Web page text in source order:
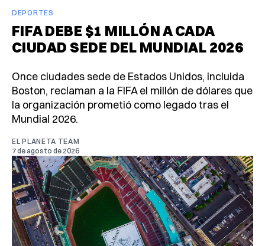
DEPORTES
FIFA DEBE $1 MILLÓN A CADA
CIUDAD SEDE DEL MUNDIAL 2026
Once ciudades sede de Estados Unidos, incluida
Boston, reclaman a la FIFA el millón de dólares que
la organización prometió como legado tras el
Mundial 2026.
EL PLANETA TEAM
7 de agosto de 2026